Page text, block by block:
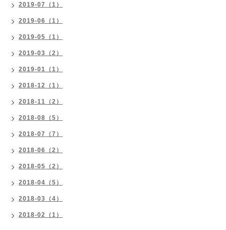
2019-07（1）
2019-06（1）
2019-05（1）
2019-03（2）
2019-01（1）
2018-12（1）
2018-11（2）
2018-08（5）
2018-07（7）
2018-06（2）
2018-05（2）
2018-04（5）
2018-03（4）
2018-02（1）